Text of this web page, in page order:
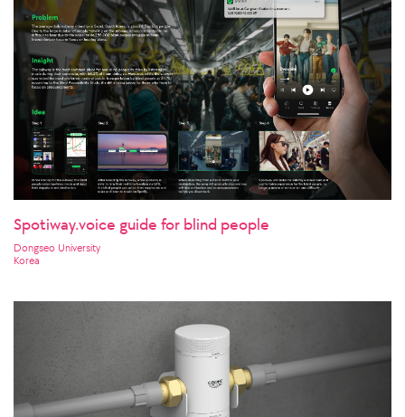
Spotiway.voice guide for blind people
Dongseo University
Korea